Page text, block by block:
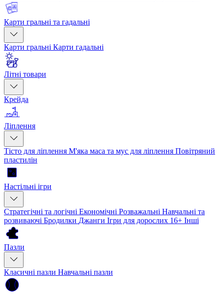
Карти гральні та гадальні
Карти гральні Карти гадальні
Літні товари
Крейда
Ліплення
Тісто для ліплення М'яка маса та мус для ліплення Повітряний
пластилін
Настільні ігри
Стратегічні та логічні Економічні Розважальні Навчальні та
розвиваючі Бродилки Джанги Ігри для дорослих 16+ Інші
Пазли
Класичні пазли Навчальні пазли